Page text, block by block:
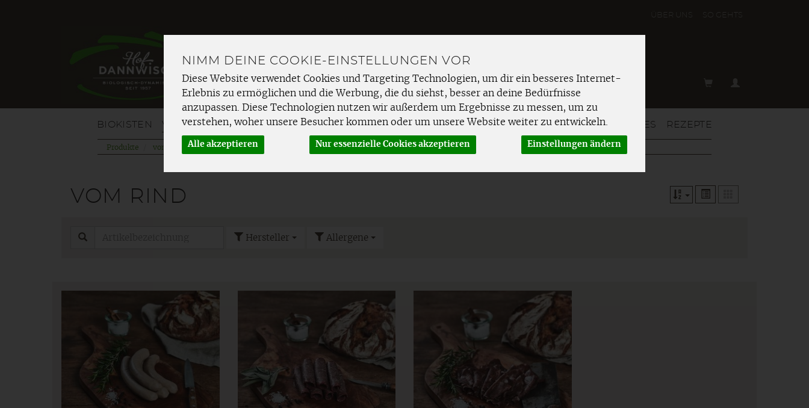
NIMM DEINE COOKIE-EINSTELLUNGEN VOR
Diese Website verwendet Cookies und Targeting Technologien, um dir ein besseres Internet-
Erlebnis zu ermöglichen und die Werbung, die du siehst, besser an deine Bedürfnisse
anzupassen. Diese Technologien nutzen wir außerdem um Ergebnisse zu messen, um zu
verstehen, woher unsere Besucher kommen oder um unsere Website weiter zu entwickeln.
Alle akzeptieren Nur essenzielle Cookies akzeptieren Einstellungen ändern
Produkt
BIOKISTEN VOM HOF OBST GEMÜSE FRISCHETHEKE SPEISEKAMMER HAUSHALT & MEHR AKTUELLES REZEPTE
Produkte vom Hof Wurst & Schinken
VOM RIND
Hersteller Allergene